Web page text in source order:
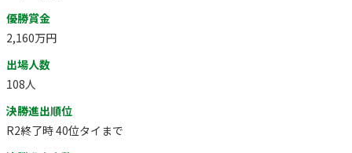
優勝賞金
2,160万円
出場人数
108人
決勝進出順位
R2終了時 40位タイまで